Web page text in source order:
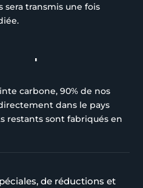
sera transmis une fois
carbone, 90% de nos
dans le pays
restants sont fabriqués en
de réductions et